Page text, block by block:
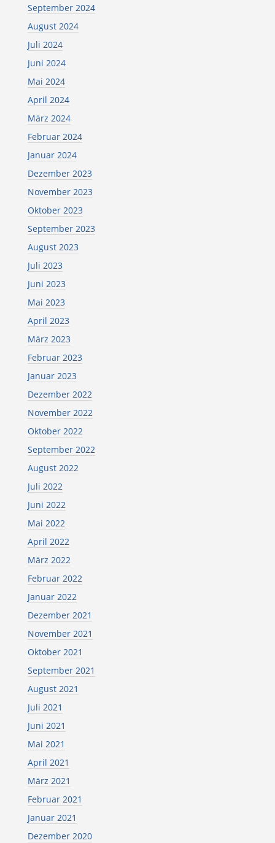
September 2024
August 2024
Juli 2024
Juni 2024
Mai 2024
April 2024
März 2024
Februar 2024
Januar 2024
Dezember 2023
November 2023
Oktober 2023
September 2023
August 2023
Juli 2023
Juni 2023
Mai 2023
April 2023
März 2023
Februar 2023
Januar 2023
Dezember 2022
November 2022
Oktober 2022
September 2022
August 2022
Juli 2022
Juni 2022
Mai 2022
April 2022
März 2022
Februar 2022
Januar 2022
Dezember 2021
November 2021
Oktober 2021
September 2021
August 2021
Juli 2021
Juni 2021
Mai 2021
April 2021
März 2021
Februar 2021
Januar 2021
Dezember 2020